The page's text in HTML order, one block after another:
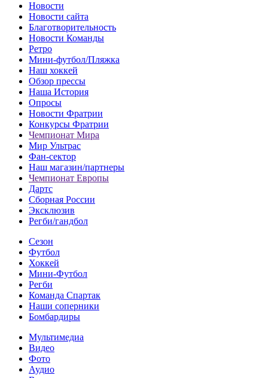
Новости
Новости сайта
Благотворительность
Новости Команды
Ретро
Мини-футбол/Пляжка
Наш хоккей
Обзор прессы
Наша История
Опросы
Новости Фратрии
Конкурсы Фратрии
Чемпионат Мира
Мир Ультрас
Фан-cектор
Наш магазин/партнеры
Чемпионат Европы
Дартс
Сборная России
Эксклюзив
Регби/гандбол
Сезон
Футбол
Хоккей
Мини-Футбол
Регби
Команда Спартак
Наши соперники
Бомбардиры
Мультимедиа
Видео
Фото
Аудио